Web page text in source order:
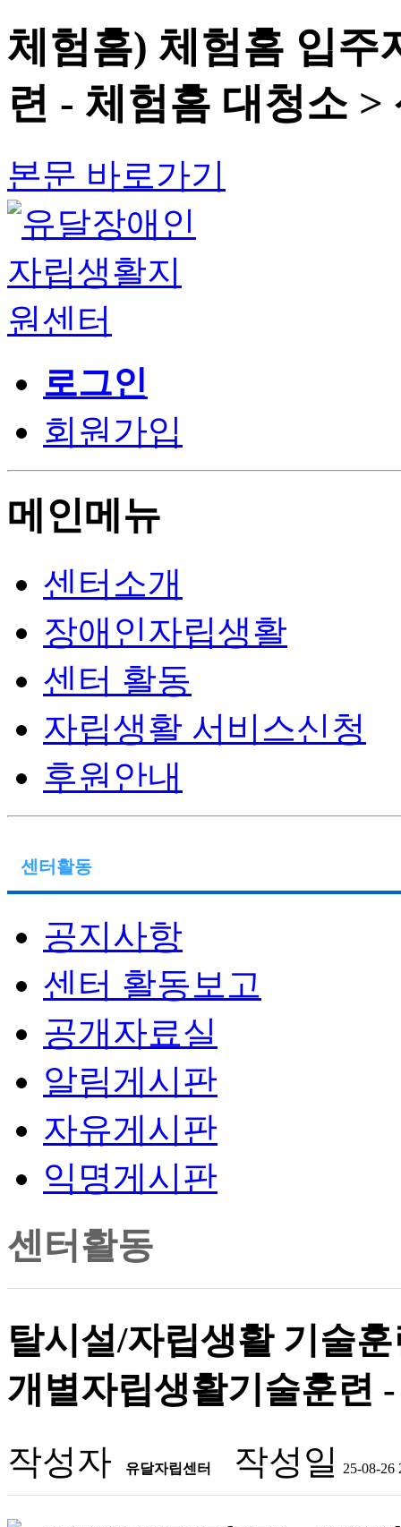
체험홈) 체험홈 입주
련 - 체험홈 대청소 >
본문 바로가기
로그인
회원가입
메인메뉴
센터소개
장애인자립생활
센터 활동
자립생활 서비스신청
후원안내
센터활동
공지사항
센터 활동보고
공개자료실
알림게시판
자유게시판
익명게시판
센터활동
탈시설/자립생활 기술
개별자립생활기술훈련
작성자 유달자립센터 작성일 25-08-26